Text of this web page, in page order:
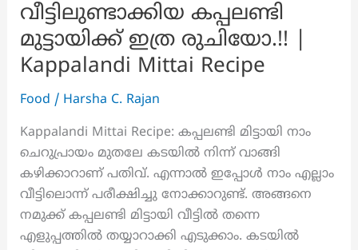
വീട്ടിലുണ്ടാക്കിയ കപ്പലണ്ടി
മുട്ടായിക്ക് ഇത്ര രുചിയോ.!! |
Kappalandi Mittai Recipe
Food / Harsha C. Rajan
Kappalandi Mittai Recipe: കപ്പലണ്ടി മിട്ടായി നാം
ചെറുപ്രായം മുതലേ കടയിൽ നിന്ന് വാങ്ങി
കഴിക്കാറാണ് പതിവ്. എന്നാൽ ഇപ്പോൾ നാം എല്ലാം
വീട്ടിലൊന്ന് പരീക്ഷിച്ചു നോക്കാറുണ്ട്. അങ്ങനെ
നമുക്ക് കപ്പലണ്ടി മിട്ടായി വീട്ടിൽ തന്നെ
എളുപ്പത്തിൽ തയ്യാറാക്കി എടുക്കാം. കടയിൽ